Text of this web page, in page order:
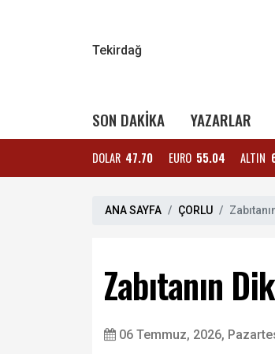
Tekirdağ
SON DAKİKA YAZARLAR
DOLAR 47.70 EURO 55.04 ALTIN
ANA SAYFA ÇORLU
Zabıtanın
06 Temmuz, 2026,